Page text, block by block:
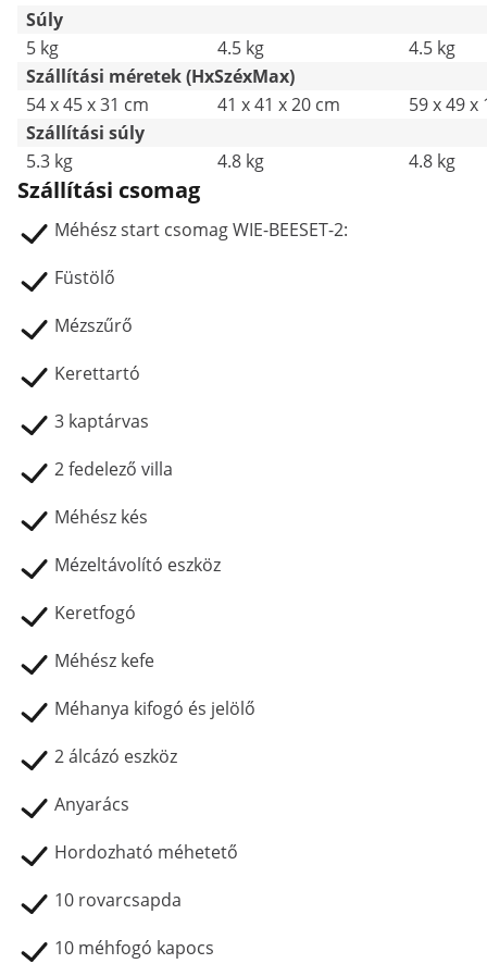
Súly
5 kg
4.5 kg
4.5 kg
Szállítási méretek (HxSzéxMax)
54 x 45 x 31 cm
41 x 41 x 20 cm
59 x 49 x
Szállítási súly
5.3 kg
4.8 kg 4.8 kg
Szállítási csomag
Méhész start csomag WIE-BEESET-2:
Füstölő
Mézszűrő
Kerettartó
3 kaptárvas
2 fedelező villa
Méhész kés
Mézeltávolító eszköz
Keretfogó
Méhész kefe
Méhanya kifogó és jelölő
2 álcázó eszköz
Anyarács
Hordozható méhetető
10 rovarcsapda
10 méhfogó kapocs